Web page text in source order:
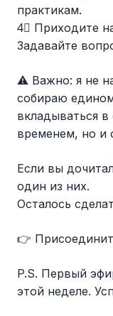
практикам.
4⃣ Приходите
Задавайте
⚠ Важно: я не
собираю
вкладываться
временем, но и
Если вы
один из них.
Осталось
👉
P.S. Первый
этой неделе.